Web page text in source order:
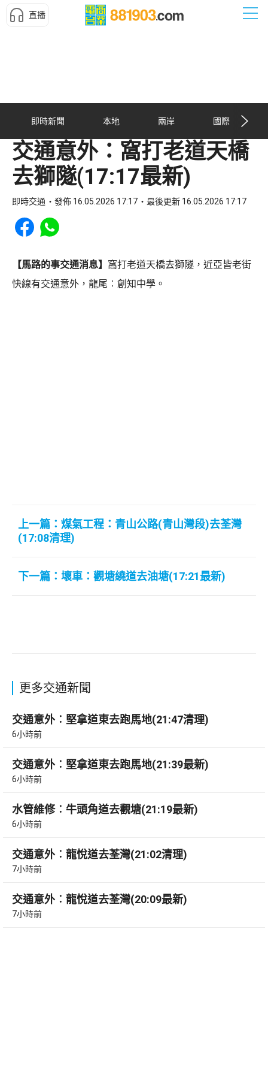
直播
即時新聞 本地 兩岸 國際
交通意外：窩打老道天橋
去獅隧(17:17最新)
即時交通 發佈 16.05.2026 17:17 最後更新 16.05.2026 17:17
Share to Facebook
Share to WhatsApp
【馬路的事交通消息】 窩打老道天橋去獅隧，近亞皆老街
快線有交通意外，龍尾︰創知中學。
上一篇：煤氣工程：青山公路(青山灣段)去荃灣
(17:08清理)
下一篇：壞車：觀塘繞道去油塘(17:21最新)
更多交通新聞
交通意外︰堅拿道東去跑馬地(21:47清理)
6小時前
交通意外︰堅拿道東去跑馬地(21:39最新)
6小時前
水管維修︰牛頭角道去觀塘(21:19最新)
6小時前
交通意外︰龍悅道去荃灣(21:02清理)
7小時前
交通意外︰龍悅道去荃灣(20:09最新)
7小時前